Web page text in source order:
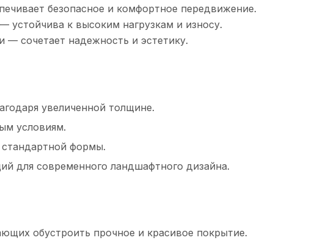
безопасное и комфортное передвижение.
к высоким нагрузкам и износу.
сочетает надежность и эстетику.
увеличенной толщине.
условиям.
стандартной формы.
для современного ландшафтного дизайна.
обустроить прочное и красивое покрытие.